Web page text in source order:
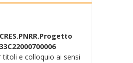
titoli e colloquio ai sensi